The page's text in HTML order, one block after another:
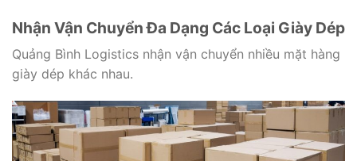
Nhận Vận Chuyển Đa Dạng Các Loại Giày Dép
Quảng Bình Logistics nhận vận chuyển nhiều mặt hàng
giày dép khác nhau.